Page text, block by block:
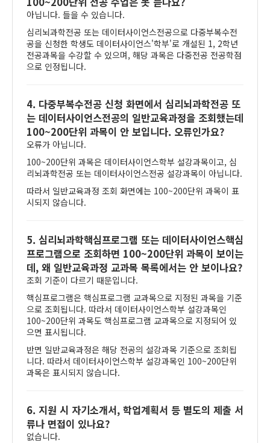
아닙니다. 들을 수 있습니다.
심리뇌과학전공 또는 데이터사이언스전공으로 다중부복수전
공을 신청한 학생도 데이터사이언스'학부'로 개설된 1, 2학년
전공과목을 수강할 수 있으며, 해당 과목은 다중전공 전공학점
으로 인정됩니다.
4. 다중부복수전공 신청 화면에서 심리뇌과학전공 또
는 데이터사이언스전공의 일반교육과정을 조회했는데
100~200단위 과목이 안 보입니다. 오류인가요?
오류가 아닙니다.
100~200단위 과목은 데이터사이언스학부 설강과목이고, 심
리뇌과학전공 또는 데이터사이언스전공 설강과목이 아닙니다.
따라서 일반교육과정 조회 화면에는 100~200단위 과목이 표
시되지 않습니다.
5. 심리뇌과학핵심프로그램 또는 데이터사이언스핵심
프로그램으로 조회하면 100~200단위 과목이 보이는
데, 왜 일반교육과정 교과목 목록에서는 안 보이나요?
조회 기준이 다르기 때문입니다.
핵심프로그램은 핵심프로그램 교과목으로 지정된 과목을 기준
으로 조회됩니다. 따라서 데이터사이언스학부 설강과목인
100~200단위 과목도 핵심프로그램 교과목으로 지정되어 있
으면 표시됩니다.
반면 일반교육과정은 해당 전공의 설강과목 기준으로 조회됩
니다. 따라서 데이터사이언스학부 설강과목인 100~200단위
과목은 표시되지 않습니다.
6. 지원 시 자기소개서, 학업계획서 등 별도의 제출 서
류나 면접이 있나요?
없습니다.